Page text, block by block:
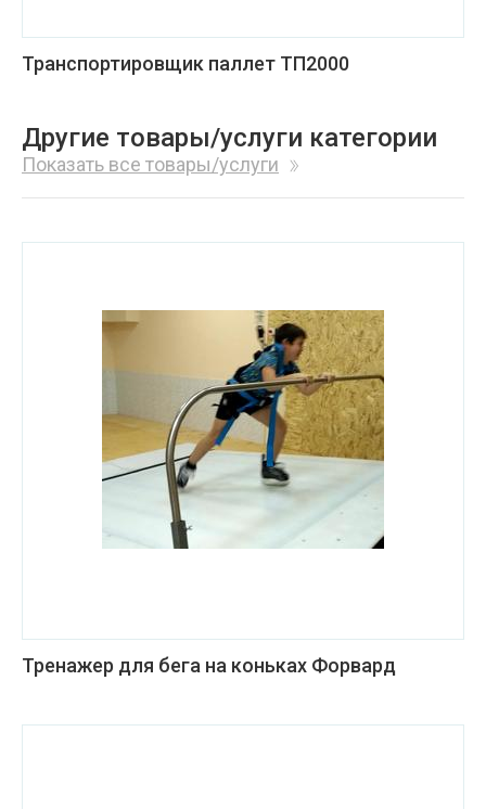
Транспортировщик паллет ТП2000
Другие товары/услуги категории
Показать все товары/услуги
Тренажер для бега на коньках Форвард